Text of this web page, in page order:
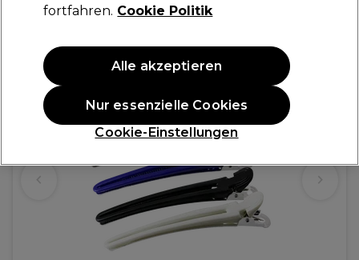
fortfahren. Cookie Politik
Cookie-Einstellungen
Nur essenzielle Cookies
Alle akzeptieren